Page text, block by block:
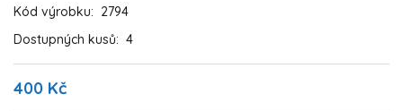
Kód výrobku: 2794
Dostupných kusů: 4
400 Kč